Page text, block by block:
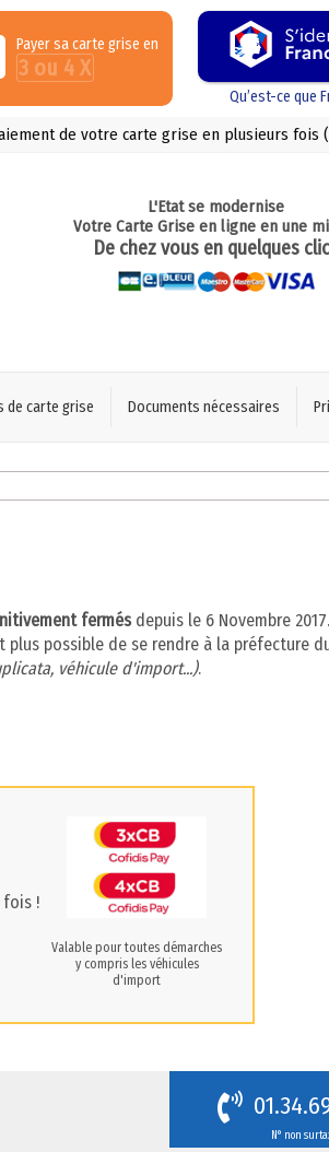
Payer sa carte grise en
3 ou 4 X
Qu’est-ce que
de votre carte grise en plusieurs fois
L'Etat se modernise
Votre Carte Grise en ligne en une
De chez vous en quelques
de carte grise Documents nécessaires
fermés depuis le 6 Novembre
possible de se rendre à la préfecture
véhicule d'import...).
fois !
Valable pour toutes démarches
y compris les véhicules
d'import
N° non